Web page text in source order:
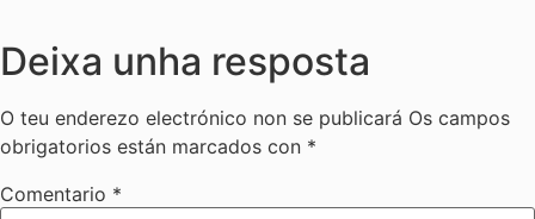
Deixa unha resposta
O teu enderezo electrónico non se publicará Os campos
obrigatorios están marcados con *
Comentario *